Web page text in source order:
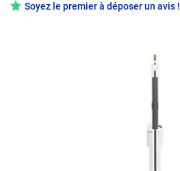
Soyez le premier à déposer un avis !